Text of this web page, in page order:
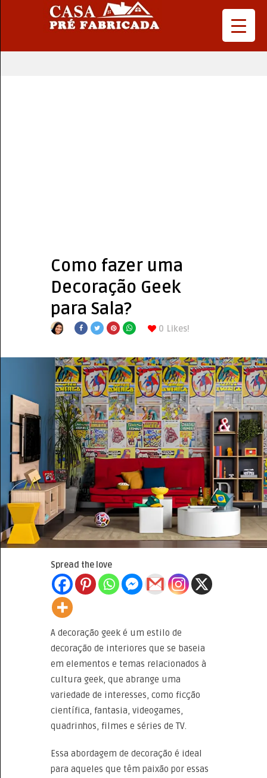
Como fazer uma
Decoração Geek
para Sala?
0 Likes!
Spread the love
A decoração geek é um estilo de
decoração de interiores que se baseia
em elementos e temas relacionados à
cultura geek, que abrange uma
variedade de interesses, como ficção
científica, fantasia, videogames,
quadrinhos, filmes e séries de TV.
Essa abordagem de decoração é ideal
para aqueles que têm paixão por essas